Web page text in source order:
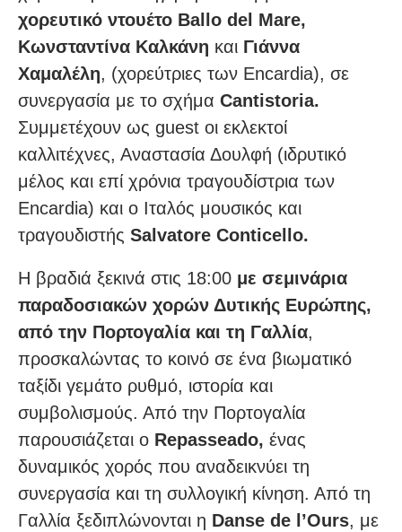
χορευτικό ντουέτο Ballo del Mare,
Κωνσταντίνα Καλκάνη και Γιάννα
Χαμαλέλη, (χορεύτριες των Encardia), σε
συνεργασία με το σχήμα Cantistoria.
Συμμετέχουν ως guest οι εκλεκτοί
καλλιτέχνες, Αναστασία Δουλφή (ιδρυτικό
μέλος και επί χρόνια τραγουδίστρια των
Encardia) και ο Ιταλός μουσικός και
τραγουδιστής Salvatore Conticello.
Η βραδιά ξεκινά στις 18:00 με σεμινάρια
παραδοσιακών χορών Δυτικής Ευρώπης,
από την Πορτογαλία και τη Γαλλία,
προσκαλώντας το κοινό σε ένα βιωματικό
ταξίδι γεμάτο ρυθμό, ιστορία και
συμβολισμούς. Από την Πορτογαλία
παρουσιάζεται ο Repasseado, ένας
δυναμικός χορός που αναδεικνύει τη
συνεργασία και τη συλλογική κίνηση. Από τη
Γαλλία ξεδιπλώνονται η Danse de l’Ours, με